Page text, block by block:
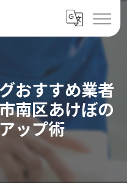
おすすめ業者
南区あけぼの
ップ術